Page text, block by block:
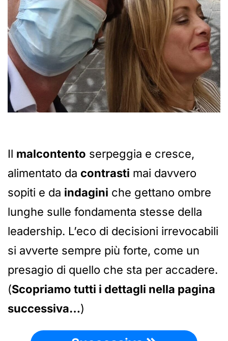
Il malcontento serpeggia e cresce,
alimentato da contrasti mai davvero
sopiti e da indagini che gettano ombre
lunghe sulle fondamenta stesse della
leadership. L’eco di decisioni irrevocabili
si avverte sempre più forte, come un
presagio di quello che sta per accadere.
(Scopriamo tutti i dettagli nella pagina
successiva…)